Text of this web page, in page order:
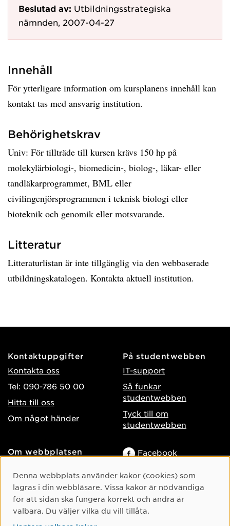
Beslutad av: Utbildningsstrategiska
nämnden, 2007-04-27
Innehåll
För ytterligare information om kursplanens innehåll kan
kontakt tas med ansvarig institution.
Behörighetskrav
Univ: För tillträde till kursen krävs 150 hp på
molekylärbiologi-, biomedicin-, biolog-, läkar- eller
tandläkarprogrammet, BML eller
civilingenjörsprogrammen i teknisk biologi eller
bioteknik och genomik eller motsvarande.
Litteratur
Litteraturlistan är inte tillgänglig via den webbaserade
utbildningskatalogen. Kontakta aktuell institution.
Kontaktuppgifter
Kontakta oss
Tel: 090-786 50 00
Hitta till oss
Om något händer
På studentwebben
IT-support
Så funkar
studentwebben
Tyck till om
studentwebben
Om webbplatsen
Behandling av
personuppgifter
Hantera kakor
Facebook
TikTok
Youtube
Cookie-samtycke
Denna webbplats använder kakor (cookies) som
lagras i din webbläsare. Vissa kakor är nödvändiga
för att sidan ska fungera korrekt och andra är
valbara. Du väljer vilka du vill tillåta.